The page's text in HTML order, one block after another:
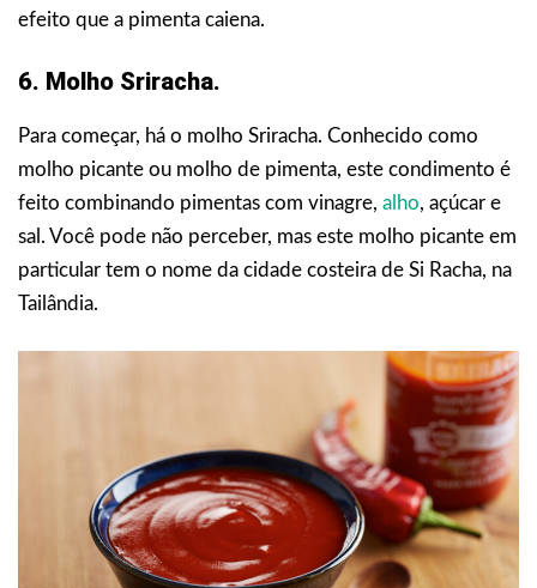
efeito que a pimenta caiena.
6. Molho Sriracha.
Para começar, há o molho Sriracha. Conhecido como
molho picante ou molho de pimenta, este condimento é
feito combinando pimentas com vinagre, alho, açúcar e
sal. Você pode não perceber, mas este molho picante em
particular tem o nome da cidade costeira de Si Racha, na
Tailândia.